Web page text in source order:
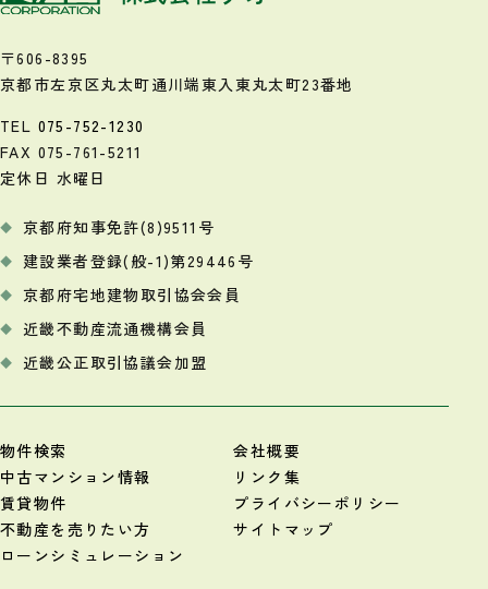
〒606-8395
京都市左京区丸太町通川端東入 東丸太町23番地
TEL 075-752-1230
FAX 075-761-5211
定休日 水曜日
京都府知事免許(8)9511号
建設業者登録(般-1)第29446号
京都府宅地建物取引協会会員
近畿不動産流通機構会員
近畿公正取引協議会加盟
物件検索
中古マンション情報
賃貸物件
不動産を売りたい方
ローンシミュレーション
会社概要
リンク集
プライバシーポリシー
サイトマップ